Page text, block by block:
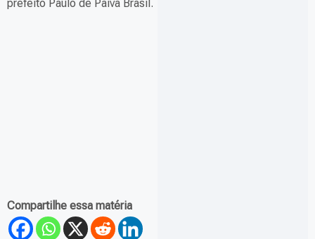
prefeito Paulo de Paiva Brasil.
Compartilhe essa matéria